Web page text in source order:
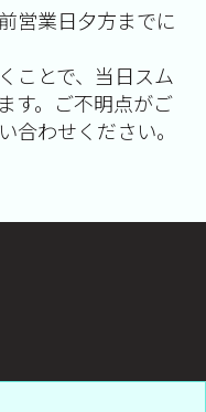
営業日夕方までに
ことで、当日スム
す。ご不明点がご
合わせください。